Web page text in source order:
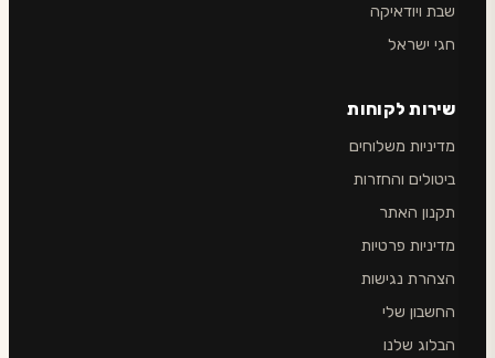
שבת ויודאיקה
חגי ישראל
שירות לקוחות
מדיניות משלוחים
ביטולים והחזרות
תקנון האתר
מדיניות פרטיות
הצהרת נגישות
החשבון שלי
הבלוג שלנו